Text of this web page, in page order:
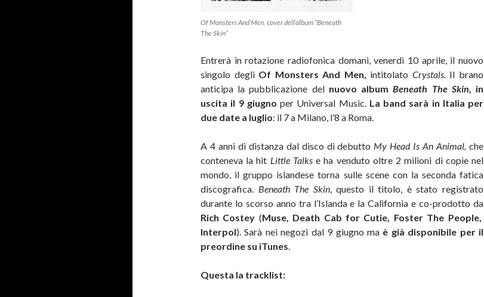
Of Monsters And Men, cover dell’album “Beneath
The Skin”
Entrerà in rotazione radiofonica domani, venerdì 10 aprile, il nuovo
singolo degli Of Monsters And Men, intitolato Crystals. Il brano
anticipa la pubblicazione del nuovo albumBeneath The Skin, in
uscita il 9 giugno per Universal Music. La band sarà in Italia per
due date a luglio: il 7 a Milano, l’8 a Roma.
A 4 anni di distanza dal disco di debutto My Head Is An Animal,che
conteneva la hit Little Talkse ha venduto oltre 2 milioni di copie nel
mondo, il gruppo islandese torna sulle scene con la seconda fatica
discografica. Beneath The Skin, questo il titolo, è stato registrato
durante lo scorso anno tra l’Islanda e la California e co-prodotto da
Rich Costey (Muse, Death Cab for Cutie, Foster The People,
Interpol). Sarà nei negozi dal 9 giugno ma è già disponibile per il
preordine su iTunes.
Questa la tracklist: